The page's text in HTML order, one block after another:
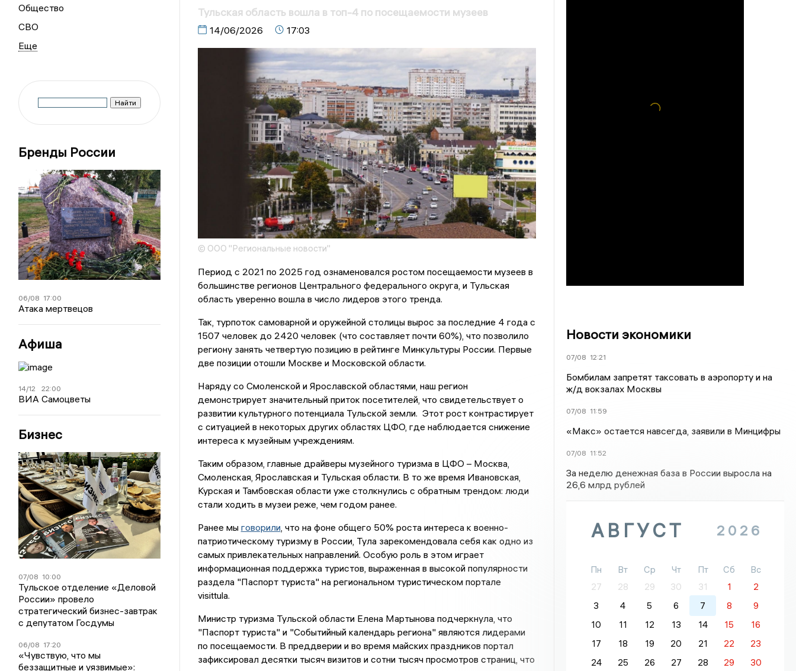
Общество
СВО
Бренды России
06/08 17:00
Атака мертвецов
Афиша
14/12 22:00
ВИА Самоцветы
Бизнес
07/08 10:00
Тульское отделение «Деловой
России» провело
стратегический бизнес-завтрак
с депутатом Госдумы
06/08 17:20
«Чувствую, что мы
беззащитные и уязвимые»:
Тульская область вошла в топ-4 по посещаемости музеев
14/06/2026 17:03
© ООО "Региональные новости"
Период с 2021 по 2025 год ознаменовался ростом посещаемости музеев в
большинстве регионов Центрального федерального округа, и Тульская
область уверенно вошла в число лидеров этого тренда.
Так, турпоток самоварной и оружейной столицы вырос за последние 4 года с
1507 человек до 2420 человек (что составляет почти 60%), что позволило
региону занять четвертую позицию в рейтинге Минкультуры России. Первые
две позиции отошли Москве и Московской области.
Наряду со Смоленской и Ярославской областями, наш регион
демонстрирует значительный приток посетителей, что свидетельствует о
развитии культурного потенциала Тульской земли. Этот рост контрастирует
с ситуацией в некоторых других областях ЦФО, где наблюдается снижение
интереса к музейным учреждениям.
Таким образом, главные драйверы музейного туризма в ЦФО – Москва,
Смоленская, Ярославская и Тульская области. В то же время Ивановская,
Курская и Тамбовская области уже столкнулись с обратным трендом: люди
стали ходить в музеи реже, чем годом ранее.
Ранее мы говорили, что на фоне общего 50% роста интереса к военно-
патриотическому туризму в России, Тула зарекомендовала себя как одно из
самых привлекательных направлений. Особую роль в этом играет
информационная поддержка туристов, выраженная в высокой популярности
раздела "Паспорт туриста" на региональном туристическом портале
visittula.
Министр туризма Тульской области Елена Мартынова подчеркнула, что
"Паспорт туриста" и "Событийный календарь региона" являются лидерами
по посещаемости. В преддверии и во время майских праздников портал
зафиксировал десятки тысяч визитов и сотни тысяч просмотров страниц, что
Новости экономики
07/08 12:21
Бомбилам запретят таксовать в аэропорту и на
ж/д вокзалах Москвы
07/08 11:59
«Макс» остается навсегда, заявили в Минцифры
07/08 11:52
За неделю денежная база в России выросла на
26,6 млрд рублей
АВГУСТ 2026
Пн Вт Ср Чт Пт Сб
Вс
27
28 29 30 31 1
2
3
4 5 6 7 8
9
10
11 12 13 14 15
16
17
18 19 20 21 22
23
24
25 26 27 28 29
30